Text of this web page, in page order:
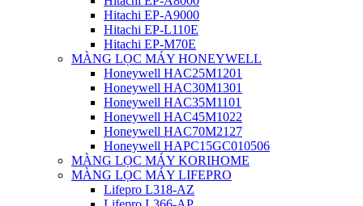
Hitachi EP-A9000
Hitachi EP-L110E
Hitachi EP-M70E
MÀNG LỌC MÁY HONEYWELL
Honeywell HAC25M1201
Honeywell HAC30M1301
Honeywell HAC35M1101
Honeywell HAC45M1022
Honeywell HAC70M2127
Honeywell HAPC15GC010506
MÀNG LỌC MÁY KORIHOME
MÀNG LỌC MÁY LIFEPRO
Lifepro L318-AZ